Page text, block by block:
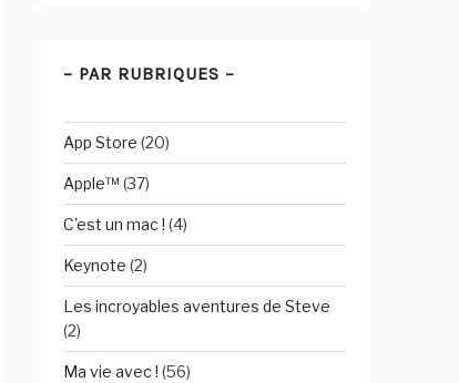
– PAR RUBRIQUES –
App Store (20)
Apple™ (37)
C'est un mac ! (4)
Keynote (2)
Les incroyables aventures de Steve
(2)
Ma vie avec ! (56)